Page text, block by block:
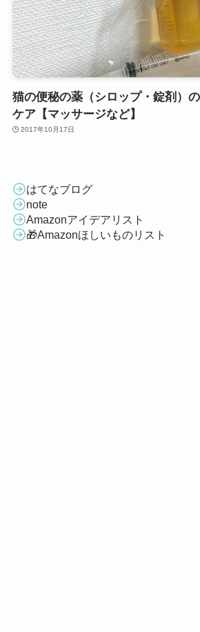
猫の便秘の薬（シロップ・錠剤）
ケア【マッサージなど】
2017年10月17日
はてなブログ
note
Amazonアイデアリスト
🎁Amazonほしいものリスト